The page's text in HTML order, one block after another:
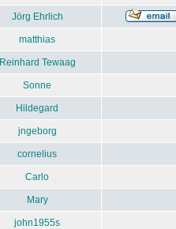
Jörg Ehrlich
matthias
Reinhard Tewaag
Sonne
Hildegard
jngeborg
cornelius
Carlo
Mary
john1955s